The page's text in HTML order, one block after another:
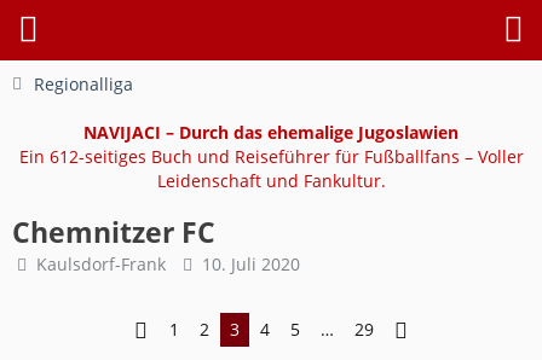
Regionalliga
NAVIJACI – Durch das ehemalige Jugoslawien
Ein 612-seitiges Buch und Reiseführer für Fußballfans – Voller
Leidenschaft und Fankultur.
Chemnitzer FC
Kaulsdorf-Frank 10. Juli 2020
1 2 3 4 5 … 29